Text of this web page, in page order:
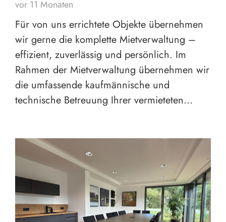
vor 11 Monaten
Für von uns errichtete Objekte übernehmen
wir gerne die komplette Mietverwaltung –
effizient, zuverlässig und persönlich. Im
Rahmen der Mietverwaltung übernehmen wir
die umfassende kaufmännische und
technische Betreuung Ihrer vermieteten…